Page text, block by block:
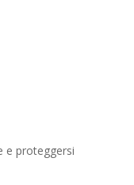
e proteggersi